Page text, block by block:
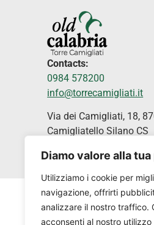
Diamo valore alla
Utilizziamo i cookie per
navigazione, offrirti
analizzare il nostro traffico.
acconsenti al nostro utilizzo
Contacts:
0984 578200
info@torrecamigliati.it
Via dei Camigliati, 18,
Camigliatello Silano CS